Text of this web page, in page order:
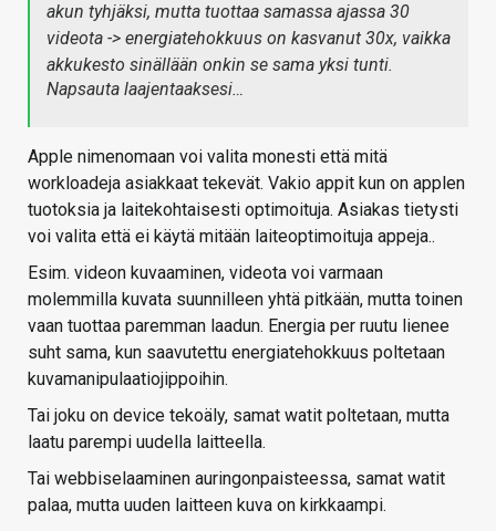
akun tyhjäksi, mutta tuottaa samassa ajassa 30
videota -> energiatehokkuus on kasvanut 30x, vaikka
akkukesto sinällään onkin se sama yksi tunti.
Napsauta laajentaaksesi…
Apple nimenomaan voi valita monesti että mitä
workloadeja asiakkaat tekevät. Vakio appit kun on applen
tuotoksia ja laitekohtaisesti optimoituja. Asiakas tietysti
voi valita että ei käytä mitään laiteoptimoituja appeja..
Esim. videon kuvaaminen, videota voi varmaan
molemmilla kuvata suunnilleen yhtä pitkään, mutta toinen
vaan tuottaa paremman laadun. Energia per ruutu lienee
suht sama, kun saavutettu energiatehokkuus poltetaan
kuvamanipulaatiojippoihin.
Tai joku on device tekoäly, samat watit poltetaan, mutta
laatu parempi uudella laitteella.
Tai webbiselaaminen auringonpaisteessa, samat watit
palaa, mutta uuden laitteen kuva on kirkkaampi.